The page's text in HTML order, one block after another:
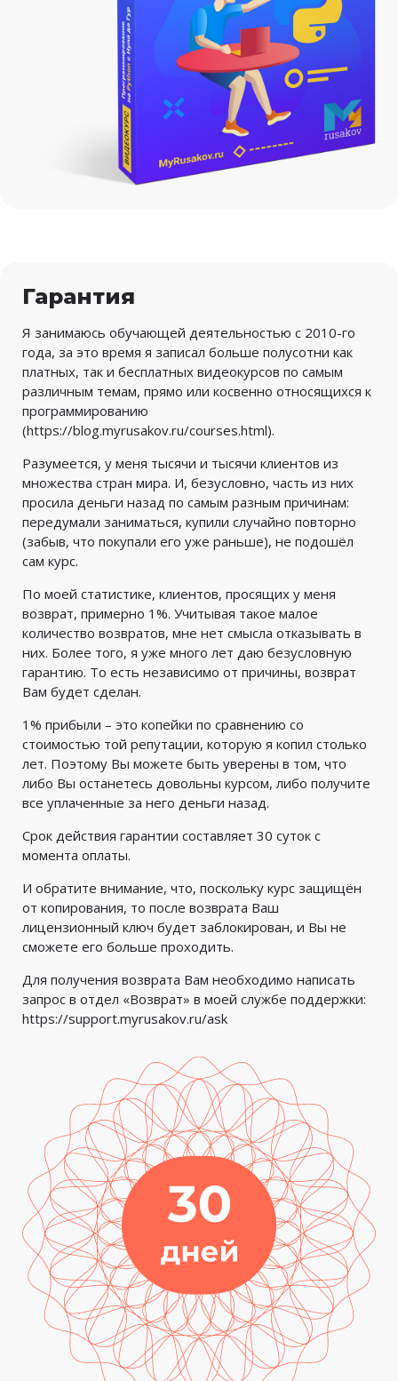
Гарантия
Я занимаюсь обучающей деятельностью с 2010-го
года, за это время я записал больше полусотни как
платных, так и бесплатных видеокурсов по самым
различным темам, прямо или косвенно относящихся к
программированию
(https://blog.myrusakov.ru/courses.html).
Разумеется, у меня тысячи и тысячи клиентов из
множества стран мира. И, безусловно, часть из них
просила деньги назад по самым разным причинам:
передумали заниматься, купили случайно повторно
(забыв, что покупали его уже раньше), не подошёл
сам курс.
По моей статистике, клиентов, просящих у меня
возврат, примерно 1%. Учитывая такое малое
количество возвратов, мне нет смысла отказывать в
них. Более того, я уже много лет даю безусловную
гарантию. То есть независимо от причины, возврат
Вам будет сделан.
1% прибыли – это копейки по сравнению со
стоимостью той репутации, которую я копил столько
лет. Поэтому Вы можете быть уверены в том, что
либо Вы останетесь довольны курсом, либо получите
все уплаченные за него деньги назад.
Срок действия гарантии составляет 30 суток с
момента оплаты.
И обратите внимание, что, поскольку курс защищён
от копирования, то после возврата Ваш
лицензионный ключ будет заблокирован, и Вы не
сможете его больше проходить.
Для получения возврата Вам необходимо написать
запрос в отдел «Возврат» в моей службе поддержки:
https://support.myrusakov.ru/ask